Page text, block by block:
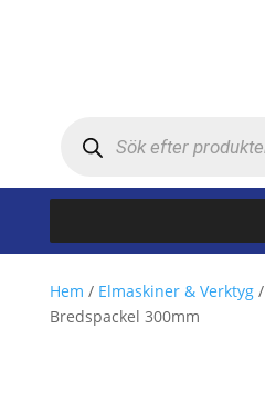
Hem / Elmaskiner & Verktyg/
Bredspackel 300mm